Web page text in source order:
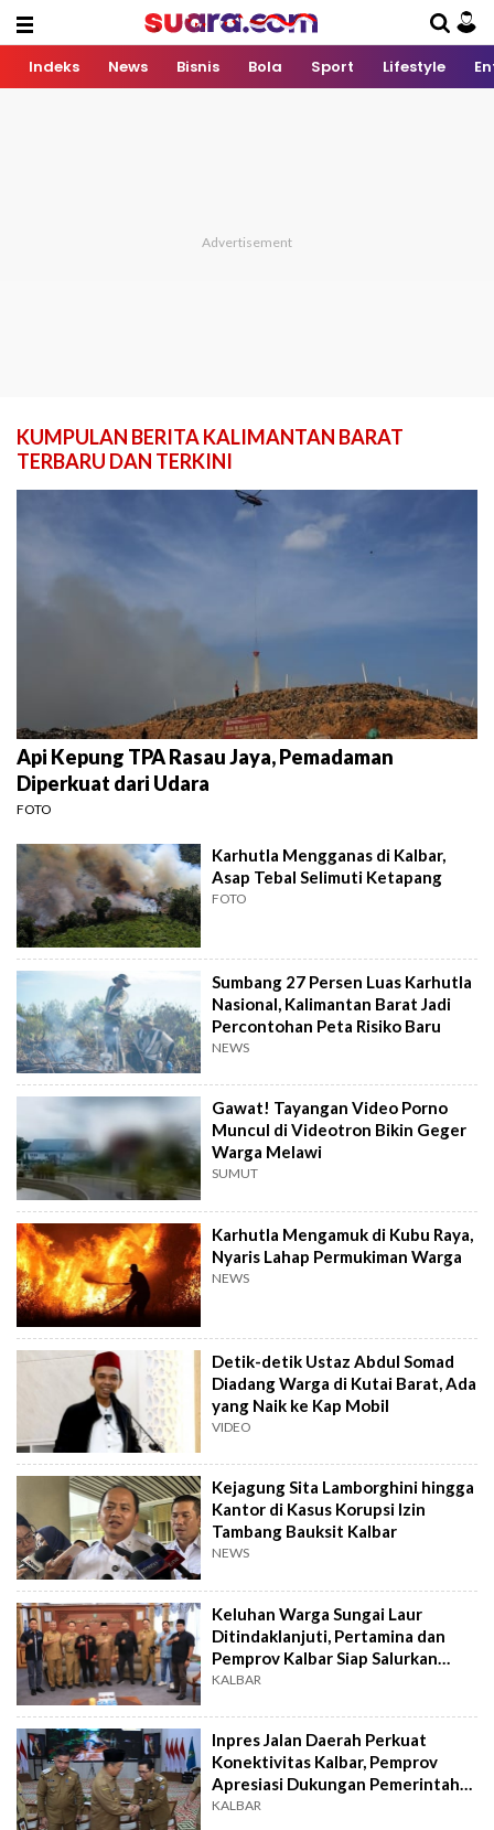
Indeks News Bisnis Bola Sport Lifestyle
KUMPULAN BERITA KALIMANTAN BARAT
TERBARU DAN TERKINI
Api Kepung TPA Rasau Jaya, Pemadaman
Diperkuat dari Udara
FOTO
Karhutla Mengganas di Kalbar,
Asap Tebal Selimuti Ketapang
FOTO
Sumbang 27 Persen Luas Karhutla
Nasional, Kalimantan Barat Jadi
Percontohan Peta Risiko Baru
NEWS
Gawat! Tayangan Video Porno
Muncul di Videotron Bikin Geger
Warga Melawi
SUMUT
Karhutla Mengamuk di Kubu Raya,
Nyaris Lahap Permukiman Warga
NEWS
Detik-detik Ustaz Abdul Somad
Diadang Warga di Kutai Barat, Ada
yang Naik ke Kap Mobil
VIDEO
Kejagung Sita Lamborghini hingga
Kantor di Kasus Korupsi Izin
Tambang Bauksit Kalbar
NEWS
Keluhan Warga Sungai Laur
Ditindaklanjuti, Pertamina dan
Pemprov Kalbar Siap Salurkan
BBM Bersubsidi
KALBAR
Inpres Jalan Daerah Perkuat
Konektivitas Kalbar, Pemprov
Apresiasi Dukungan Pemerintah
Pusat
KALBAR